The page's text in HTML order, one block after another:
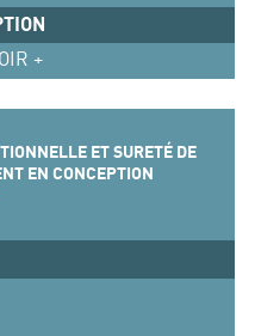
+
ET SURETÉ DE
EN CONCEPTION